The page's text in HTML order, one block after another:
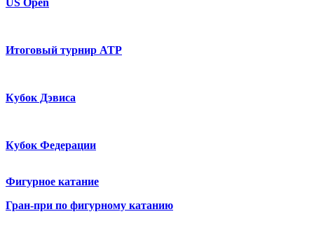
US Open
Итоговый турнир ATP
Кубок Дэвиса
Кубок Федерации
Фигурное катание
Гран-при по фигурному катанию